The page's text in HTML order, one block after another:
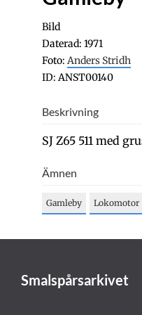
Bild
Daterad: 1971
Foto: Anders Stridh
ID: ANST00140
Beskrivning
SJ Z65 511 med
Ämnen
Gamleby Lokomotor
Smalspårsarkivet